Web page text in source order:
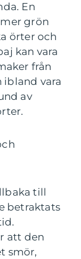
En
grön
örter och
kan vara
från
ibland vara
av
till
betraktats
att den
smör,